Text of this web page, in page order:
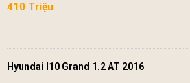
410 Triệu
Hyundai I10 Grand 1.2 AT 2016